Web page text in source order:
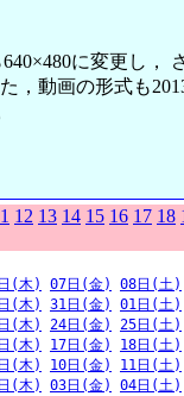
に変更し，
，動画の形式も
12 13 14 15 16 17 18
(木) 07日(金)
08日(土)
(木) 31日(金)
01日(土)
(木) 24日(金)
25日(土)
(木) 17日(金)
18日(土)
(木) 10日(金)
11日(土)
(木) 03日(金)
04日(土)